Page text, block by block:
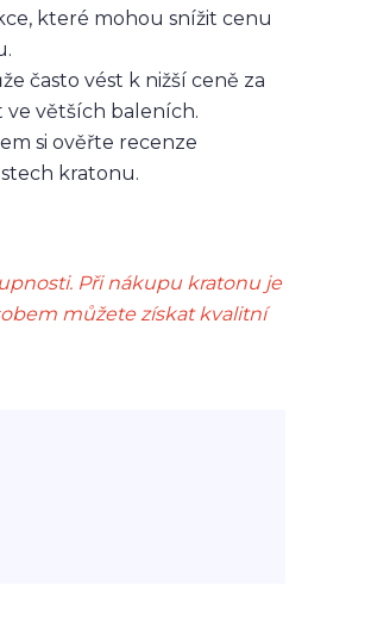
které mohou snížit cenu
často vést k nižší ceně za
větších baleních.
si ověřte recenze
kratonu.
Při nákupu kratonu je
můžete získat kvalitní